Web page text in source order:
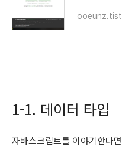
1-1. 데이터 타입
자바스크립트를 이야기한다